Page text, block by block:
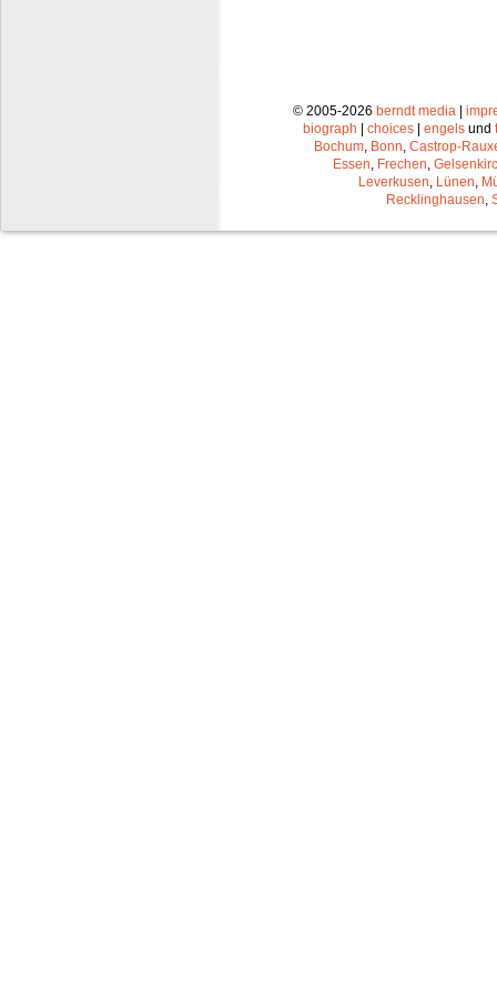
© 2005-2026 berndt media |
biograph | choices | engels und
Bochum Bonn Castrop-
Essen Frechen
Leverkusen Lünen
Recklinghausen